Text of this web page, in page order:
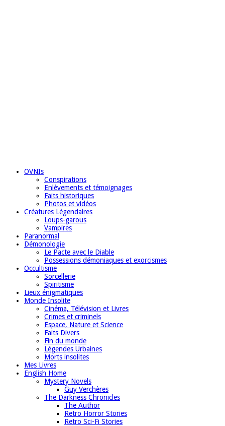
OVNIs
Conspirations
Enlèvements et témoignages
Faits historiques
Photos et vidéos
Créatures Légendaires
Loups-garous
Vampires
Paranormal
Démonologie
Le Pacte avec le Diable
Possessions démoniaques et exorcismes
Occultisme
Sorcellerie
Spiritisme
Lieux énigmatiques
Monde Insolite
Cinéma, Télévision et Livres
Crimes et criminels
Espace, Nature et Science
Faits Divers
Fin du monde
Légendes Urbaines
Morts insolites
Mes Livres
English Home
Mystery Novels
Guy Verchères
The Darkness Chronicles
The Author
Retro Horror Stories
Retro Sci-Fi Stories